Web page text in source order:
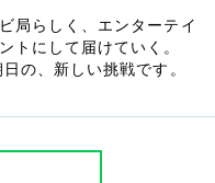
局らしく、エンターテイ
トにして届けていく。
日の、新しい挑戦です。